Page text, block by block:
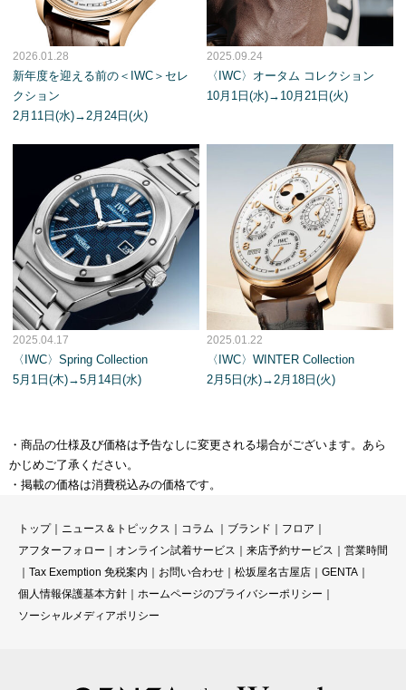
2026.01.28
新年度を迎える前の＜IWC＞セレ
クション
2月11日(水)→2月24日(火)
2025.09.24
〈IWC〉オータム コレクション
10月1日(水)→10月21日(火)
2025.04.17
〈IWC〉Spring Collection
5月1日(木)→5月14日(水)
2025.01.22
〈IWC〉WINTER Collection
2月5日(水)→2月18日(火)
・商品の仕様及び価格は予告なしに変更される場合がございます。あら
かじめご了承ください。
・掲載の価格は消費税込みの価格です。
トップ｜ ニュース＆トピックス コラム ｜ ブランド フロア
アフターフォロー
オンライン試着サービス 来店予約サービス
営業時間
Tax Exemption 免税案内 お問い合わせ 松坂屋名古屋店 GENTA
個人情報保護基本方針
ホームページのプライバシーポリシー
ソーシャルメディアポリシー